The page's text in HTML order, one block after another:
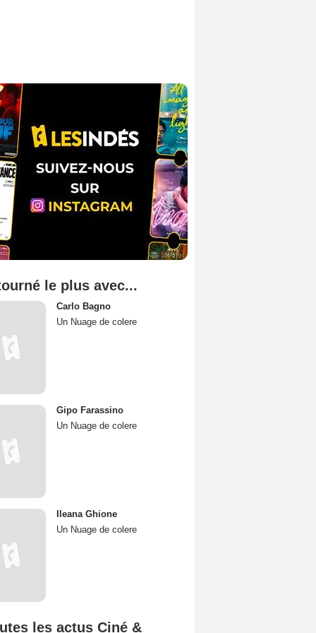
le plus avec...
Carlo Bagno
Un Nuage de colere
Gipo Farassino
Un Nuage de colere
Ileana Ghione
Un Nuage de colere
les actus Ciné &